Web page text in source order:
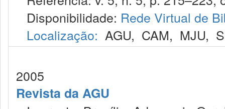
Disponibilidade: Rede Virtual de
Localização: AGU, CAM, MJU,
2005
Revista da AGU